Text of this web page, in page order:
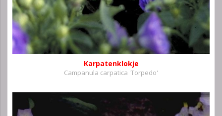
Karpatenklokje
Campanula carpatica 'Torpedo'